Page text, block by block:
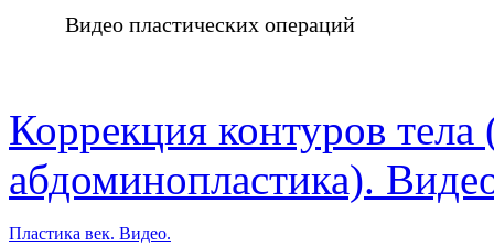
Видео пластических операций
Коррекция контуров
абдоминопластика).
Пластика век. Видео.